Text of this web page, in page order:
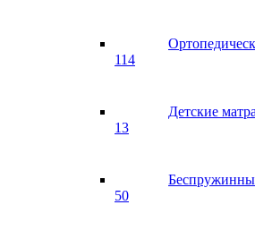
114
Детские
13
50